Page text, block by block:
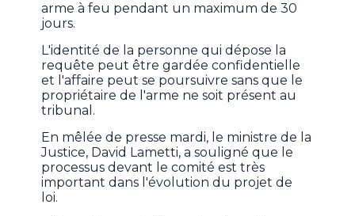
arme à feu pendant un maximum de 30
jours.
L'identité de la personne qui dépose la
requête peut être gardée confidentielle
et l'affaire peut se poursuivre sans que le
propriétaire de l'arme ne soit présent au
tribunal.
En mêlée de presse mardi, le ministre de la
Justice, David Lametti, a souligné que le
processus devant le comité est très
important dans l'évolution du projet de
loi.